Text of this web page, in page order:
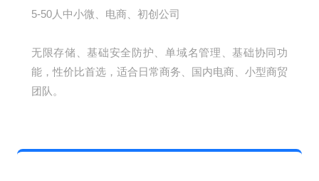
5-50人中小微、电商、初创公司
无限存储、基础安全防护、单域名管理、基础协同功
能，性价比首选，适合日常商务、国内电商、小型商贸
团队。